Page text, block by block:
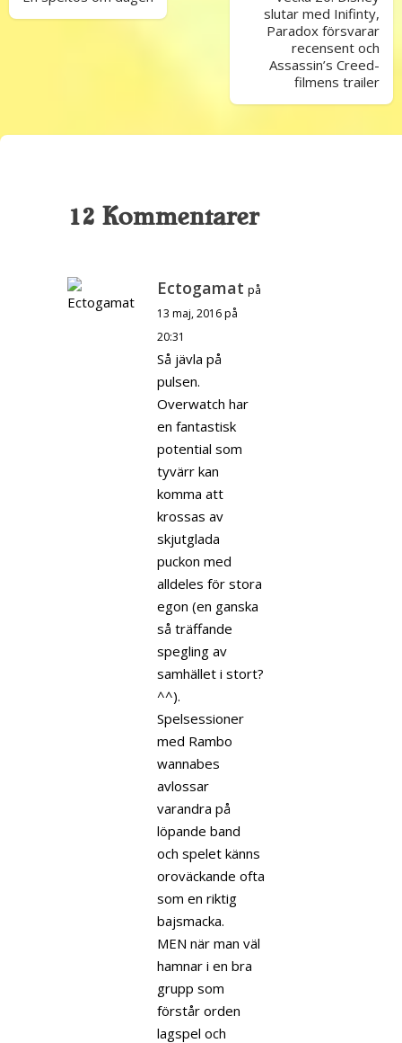
slutar med Inifinty,
Paradox försvarar
recensent och
Assassin’s Creed-
filmens trailer
12 Kommentarer
Ectogamat på
13 maj, 2016 på
20:31
Så jävla på
pulsen.
Overwatch har
en fantastisk
potential som
tyvärr kan
komma att
krossas av
skjutglada
puckon med
alldeles för stora
egon (en ganska
så träffande
spegling av
samhället i stort?
^^).
Spelsessioner
med Rambo
wannabes
avlossar
varandra på
löpande band
och spelet känns
oroväckande ofta
som en riktig
bajsmacka.
MEN när man väl
hamnar i en bra
grupp som
förstår orden
lagspel och